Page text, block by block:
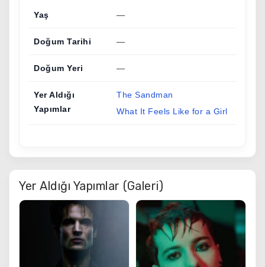
Yaş —
Doğum Tarihi —
Doğum Yeri —
Yer Aldığı
Yapımlar
The Sandman
What It Feels Like for a Girl
Yer Aldığı Yapımlar (Galeri)